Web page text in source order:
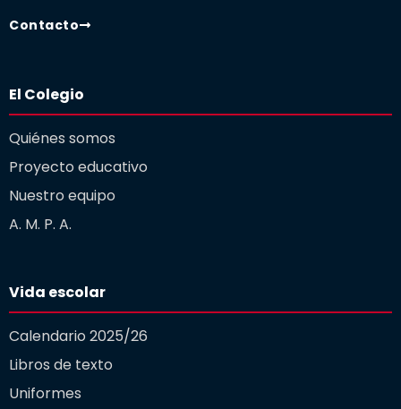
Contacto
El Colegio
Quiénes somos
Proyecto educativo
Nuestro equipo
A. M. P. A.
Vida escolar
Calendario 2025/26
Libros de texto
Uniformes